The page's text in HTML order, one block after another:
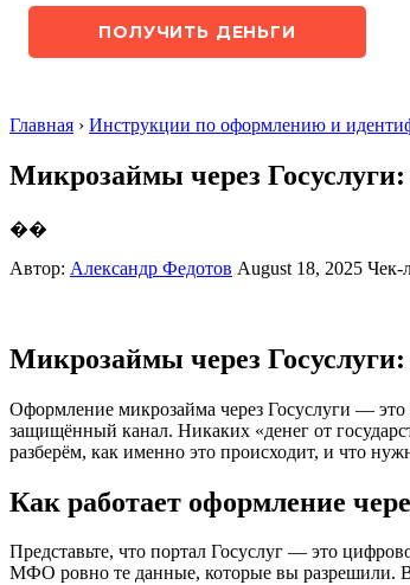
ПОЛУЧИТЬ ДЕНЬГИ
Главная › Инструкции по оформлению и
Микрозаймы через
��
Автор: Александр Федотов August 18, 2025 Чек-
Микрозаймы через
Оформление микрозайма через Госуслуги —
защищённый канал. Никаких «денег от
разберём, как именно это происходит, и что
Как работает оформление
Представьте, что портал Госуслуг — это
МФО ровно те данные, которые вы разрешили.